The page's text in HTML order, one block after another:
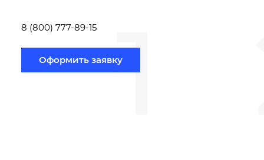
1
8 (800) 777-89-15
Оформить заявку